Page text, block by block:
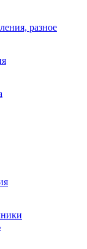
разное